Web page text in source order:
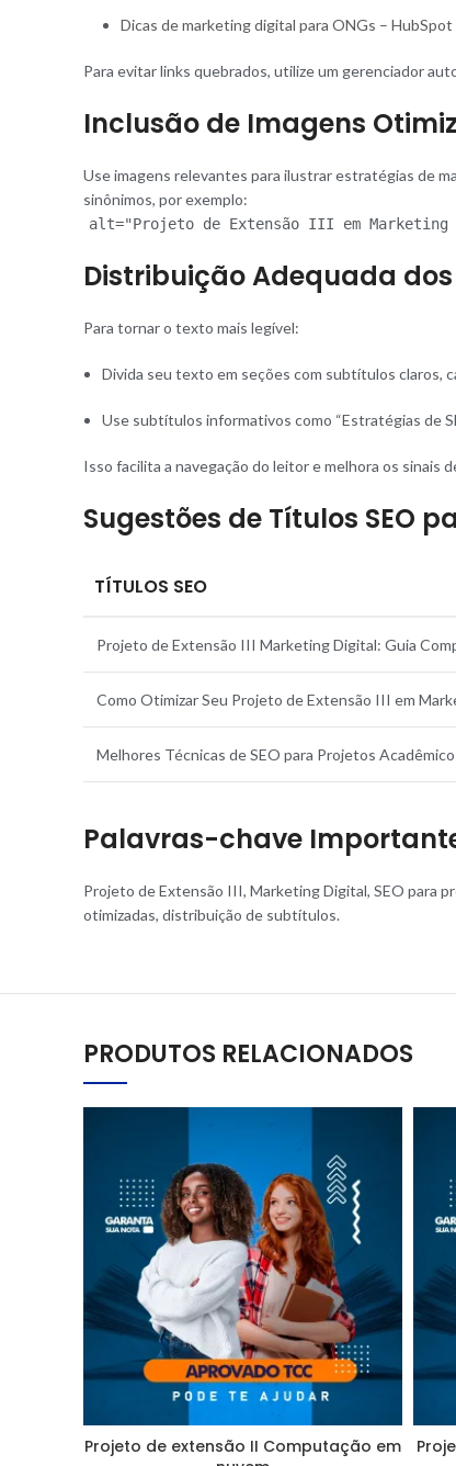
Dicas de marketing digital para ONGs – HubSpot
Para evitar links quebrados, utilize um gerenciador
Inclusão de Imagens
Use imagens relevantes para ilustrar estratégias de
sinônimos, por exemplo:
alt="Projeto de Extensão III em Marketing
Distribuição Adequada
Para tornar o texto mais legível:
Divida seu texto em seções com subtítulos claros,
Use subtítulos informativos como “Estratégias de
Isso facilita a navegação do leitor e melhora os sinais
Sugestões de Títulos SEO
TÍTULOS SEO
Projeto de Extensão III Marketing Digital: Guia
Como Otimizar Seu Projeto de Extensão III em
Melhores Técnicas de SEO para Projetos
Palavras-chave
Projeto de Extensão III, Marketing Digital, SEO para
otimizadas, distribuição de subtítulos.
PRODUTOS RELACIONADOS
Projeto de extensão II Computação em